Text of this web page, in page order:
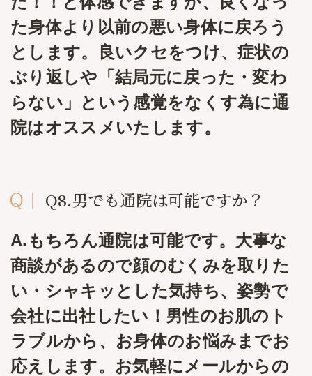
た身体より以前の悪い身体に戻ろう
とします。良いクセをつけ、症状の
ぶり返しや「結局元に戻った・変わ
らない」という感覚をなくす為に通
院はオススメいたします。
Q8.男でも通院は可能ですか？
A.もちろん通院は可能です。大事な
商談があるので顔のむくみを取りた
い・シャキッとした気持ち、姿勢で
会社に出社したい！男性のお肌のト
ラブルから、お身体のお悩みまでお
応えします。お気軽にメールからの